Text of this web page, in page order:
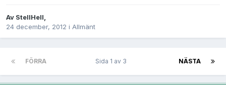
Av StellHell,
24 december, 2012 i Allmänt
FÖRRA NÄSTA
Sida 1 av 3